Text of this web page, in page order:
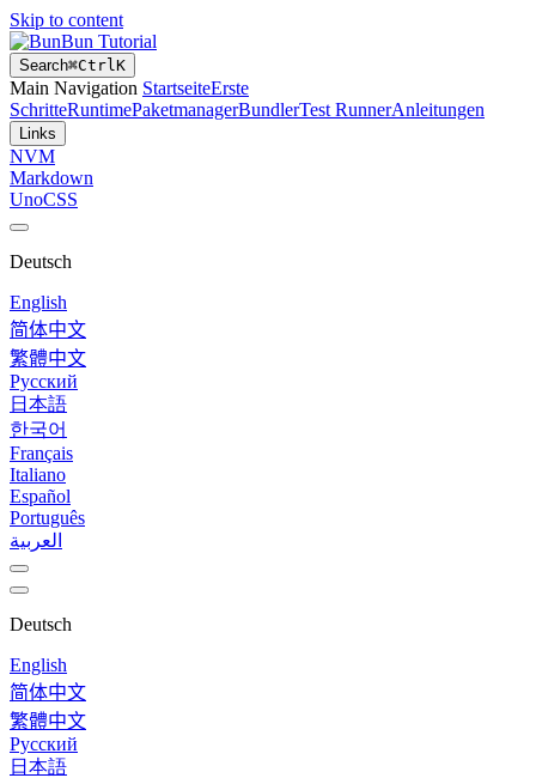
Skip to content
Bun Tutorial
Search⌘CtrlK
Main Navigation StartseiteErste
SchritteRuntimePaketmanagerBundlerTest RunnerAnleitungen
Links
NVM
Markdown
UnoCSS
Deutsch
English
简体中文
繁體中文
Русский
日本語
한국어
Français
Italiano
Español
Português
العربية
Deutsch
English
简体中文
繁體中文
Русский
日本語